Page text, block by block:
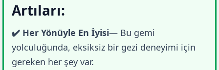
Artıları:
✔️ Her Yönüyle En İyisi— Bu gemi
yolculuğunda, eksiksiz bir gezi deneyimi için
gereken her şey var.